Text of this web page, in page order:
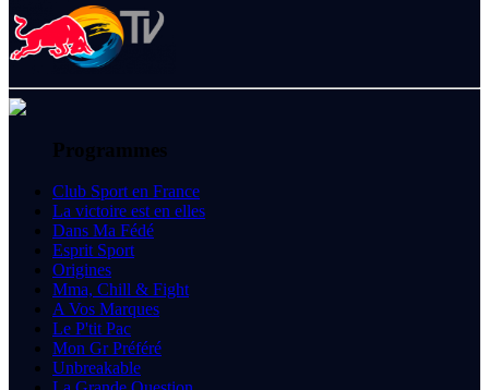
Programmes
Club Sport en France
La victoire est en elles
Dans Ma Fédé
Esprit Sport
Origines
Mma, Chill & Fight
A Vos Marques
Le P'tit Pac
Mon Gr Préféré
Unbreakable